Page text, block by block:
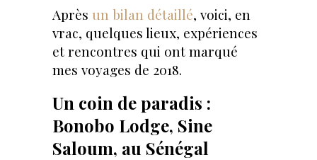
Après un bilan détaillé, voici, en
vrac, quelques lieux, expériences
et rencontres qui ont marqué
mes voyages de 2018.
Un coin de paradis :
Bonobo Lodge, Sine
Saloum, au Sénégal